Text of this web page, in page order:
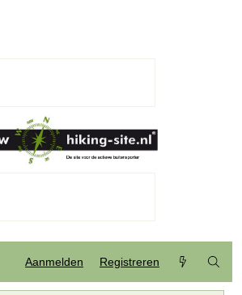
Aanmelden Registreren